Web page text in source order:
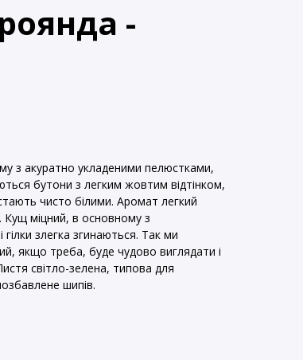
-
з акуратно укладеними пелюстками,
бутони з легким жовтим відтінком,
чисто білими. Аромат легкий
Кущ міцний, в основному з
злегка згинаються. Так ми
якщо треба, буде чудово виглядати і
світло-зелена, типова для
шипів.